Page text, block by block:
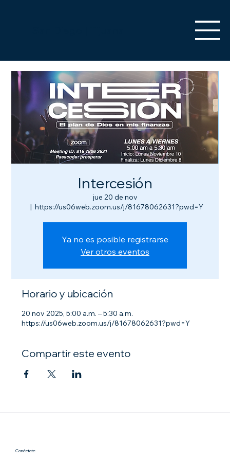
Intercesión
jue 20 de nov
  |
https://us06web.zoom.us/j/81678062631?pwd=Y
Ya no es posible registrarse
Ver otros eventos
Horario y ubicación
20 nov 2025, 5:00 a.m. – 5:30 a.m.
https://us06web.zoom.us/j/81678062631?pwd=Y
Compartir este evento
Conéctate